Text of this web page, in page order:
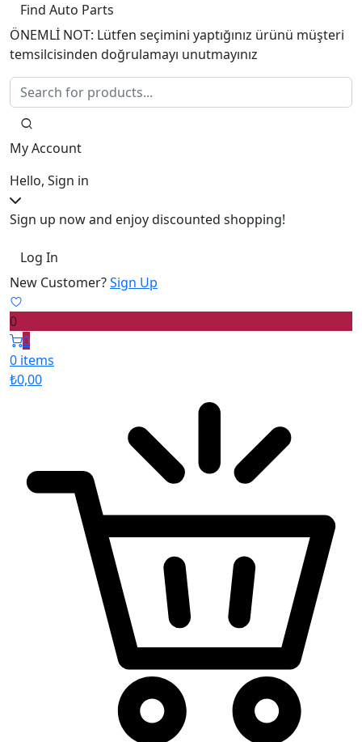
Find Auto Parts
ÖNEMLİ NOT: Lütfen seçimini yaptığınız ürünü müşteri
temsilcisinden doğrulamayı unutmayınız
My Account
Hello, Sign in
Sign up now and enjoy discounted shopping!
Log In
New Customer?Sign Up
0
0
0 items
₺0,00